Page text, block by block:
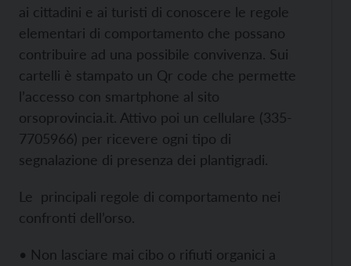
ai cittadini e ai turisti di conoscere le regole
elementari di comportamento che possano
contribuire ad una possibile convivenza. Sui
cartelli è stampato un Qr code che permette
l’accesso con smartphone al sito
orsoprovincia.it. Attivo poi un cellulare (335-
7705966) per ricevere ogni tipo di
segnalazione di presenza dei plantigradi.
Le principali regole di comportamento nei
confronti dell’orso.
• Non lasciare mai cibo o rifiuti organici a